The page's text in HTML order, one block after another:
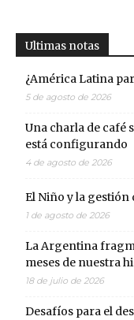
Ultimas notas
¿América Latina
5 de agosto de 2026
Una charla de café
está configurando
4 de agosto de 2026
El Niño y la gestión
1 de agosto de 2026
La Argentina
meses de nuestra
18 de julio de 2026
Desafíos para el